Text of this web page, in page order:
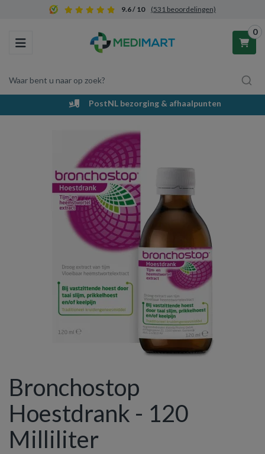
9.6 / 10 (531 beoordelingen)
Toggle navigation
Waar bent u naar op zoek?
0
Winkelwagen
Uw winkelwagen is leeg.
Vul hem met producten.
PostNL bezorging & afhaalpunten
Bronchostop
Hoestdrank - 120
Milliliter